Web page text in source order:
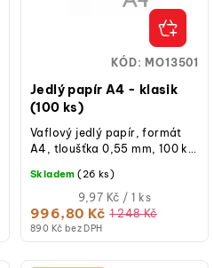
Jedlý papír A4 - klasik
(100 ks)
890 Kč bez DPH
996,80 Kč 1 248 Kč
Měrná
cena:
9,97 Kč / 1 ks
Skladem (26 ks)
Vaflový jedlý papír, formát
A4, tloušťka 0,55 mm, 100 ks
tisk.
KÓD: MO13501